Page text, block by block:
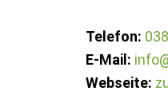
Telefon:
E-Mail:
Webseite: